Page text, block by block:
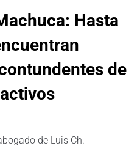
Hasta
de
de Luis Ch.